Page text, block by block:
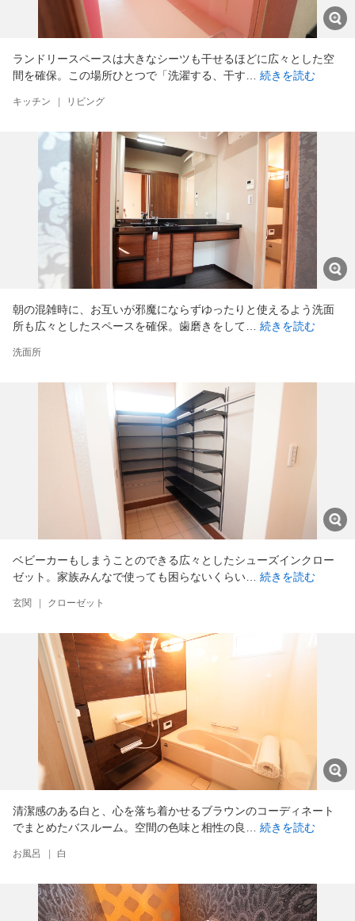
ランドリースペースは大きなシーツも干せるほどに広々とした空
間を確保。この場所ひとつで「洗濯する、干す… 続きを読む
キッチン リビング
朝の混雑時に、お互いが邪魔にならずゆったりと使えるよう洗面
所も広々としたスペースを確保。歯磨きをして… 続きを読む
洗面所
ベビーカーもしまうことのできる広々としたシューズインクロー
ゼット。家族みんなで使っても困らないくらい… 続きを読む
玄関 クローゼット
清潔感のある白と、心を落ち着かせるブラウンのコーディネート
でまとめたバスルーム。空間の色味と相性の良… 続きを読む
お風呂 白